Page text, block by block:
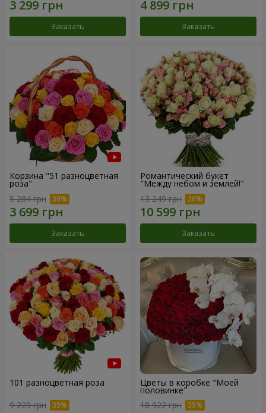
Заказать Заказать
Корзина "51 разноцветная
роза"
5 284 грн
Заказать
Романтический букет
"Между небом и землей!"
13 249 грн
Заказать
101 разноцветная роза
9 229 грн
Цветы в коробке "Моей
половинке"
18 922 грн